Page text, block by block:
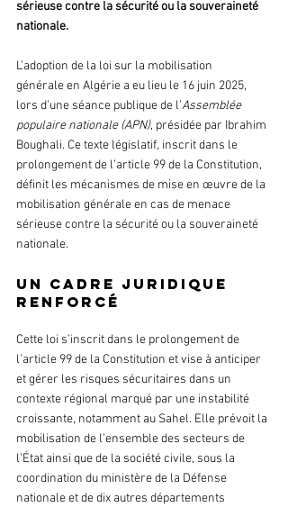
sérieuse contre la sécurité ou la souveraineté
nationale.
L’adoption de la loi sur la mobilisation
générale en Algérie a eu lieu le 16 juin 2025,
lors d’une séance publique de l’Assemblée
populaire nationale (APN), présidée par Ibrahim
Boughali. Ce texte législatif, inscrit dans le
prolongement de l’article 99 de la Constitution,
définit les mécanismes de mise en œuvre de la
mobilisation générale en cas de menace
sérieuse contre la sécurité ou la souveraineté
nationale.
Un cadre juridique
renforcé
Cette loi s’inscrit dans le prolongement de
l’article 99 de la Constitution et vise à anticiper
et gérer les risques sécuritaires dans un
contexte régional marqué par une instabilité
croissante, notamment au Sahel. Elle prévoit la
mobilisation de l’ensemble des secteurs de
l’État ainsi que de la société civile, sous la
coordination du ministère de la Défense
nationale et de dix autres départements